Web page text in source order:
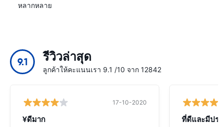
หลากหลาย
9.1 รีวิวล่าสุด
ลูกค้าให้คะแนนเรา 9.1 /10 จาก 12842
17-10-2020
¥ดีมาก ที่ดีและมีปร